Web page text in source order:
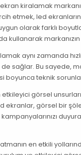
kiralamak
etmek, led
olarak farklı
kullanarak
aynı zamanda
sağlar. Bu sayede,
boyunca teknik
etkileyici görsel
ekranlar, görsel bir
en etkili